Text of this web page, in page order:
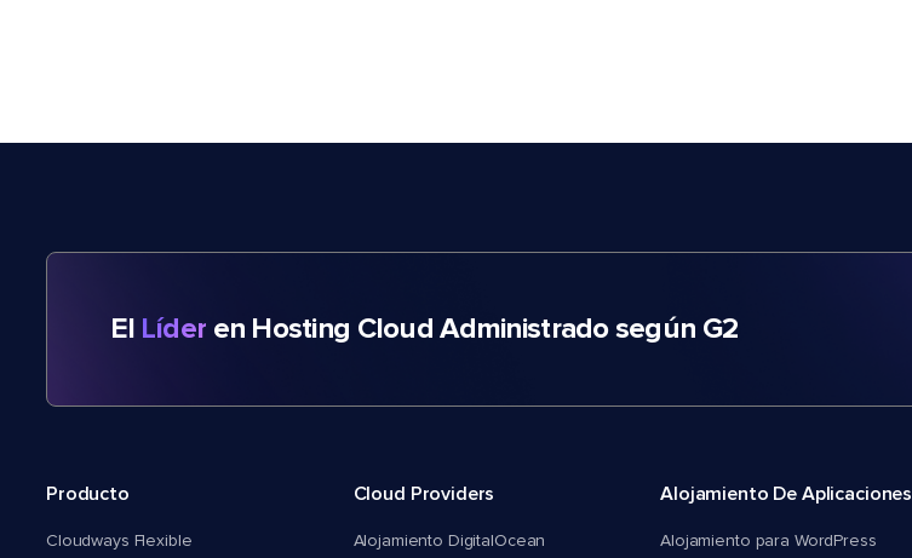
El Líder en Hosting Cloud Administrado según G2
Producto
Cloudways Flexible
Cloud Providers
Alojamiento DigitalOcean
Alojamiento De Aplicaciones
Alojamiento para WordPress